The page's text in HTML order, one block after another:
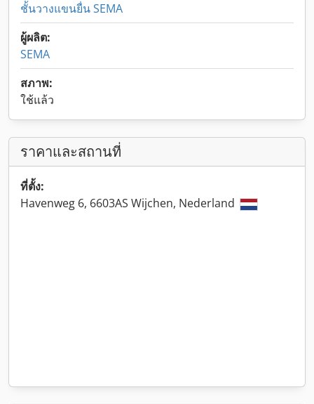
ชั้นวางแขนยื่น SEMA
ผู้ผลิต:
SEMA
สภาพ:
ใช้แล้ว
ราคาและสถานที่
ที่ตั้ง:
Havenweg 6, 6603AS Wijchen, Nederland